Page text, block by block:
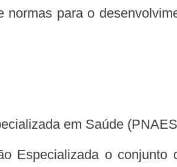
em Saúde
Especializada o conjunto